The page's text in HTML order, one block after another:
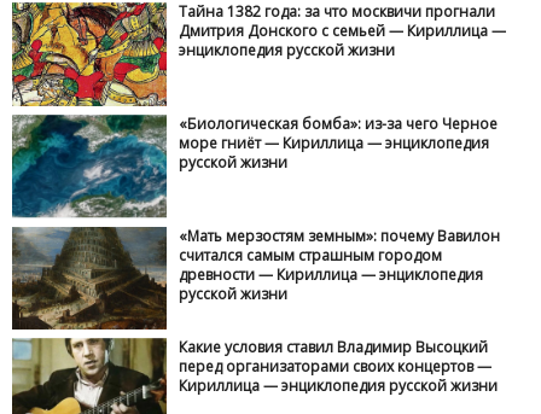
Тайна 1382 года: за что москвичи прогнали
Дмитрия Донского с семьей — Кириллица —
энциклопедия русской жизни
«Биологическая бомба»: из-за чего Черное
море гниёт — Кириллица — энциклопедия
русской жизни
«Мать мерзостям земным»: почему Вавилон
считался самым страшным городом
древности — Кириллица — энциклопедия
русской жизни
Какие условия ставил Владимир Высоцкий
перед организаторами своих концертов —
Кириллица — энциклопедия русской жизни